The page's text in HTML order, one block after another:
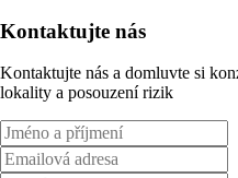
Kontaktujte nás
Kontaktujte nás a domluvte si
lokality a posouzení rizik